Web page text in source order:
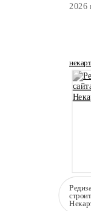
2026